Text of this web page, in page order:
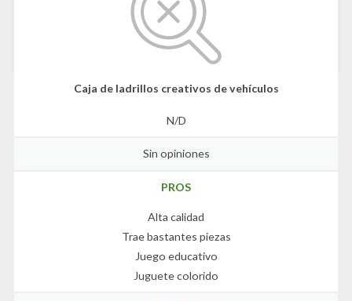
Caja de ladrillos creativos de vehículos
N/D
Sin opiniones
PROS
Alta calidad
Trae bastantes piezas
Juego educativo
Juguete colorido